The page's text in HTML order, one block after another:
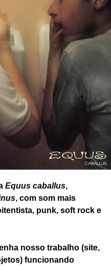
Equus caballus,
, com som mais
punk, soft rock e
nosso trabalho (site,
funcionando